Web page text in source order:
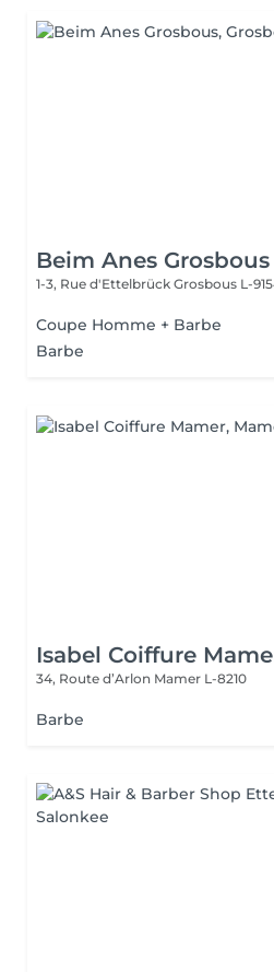
Beim Anes Grosbous
1-3, Rue d'Ettelbrück Grosbous L-
Coupe Homme + Barbe
Barbe
Isabel Coiffure
34, Route d’Arlon Mamer L-8210
Barbe